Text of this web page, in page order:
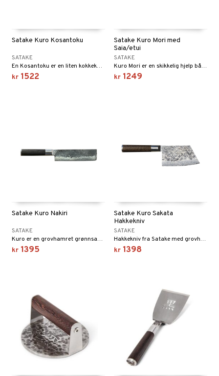
Satake Kuro Kosantoku
SATAKE
En Kosantoku er en liten kokkekniv. Ordet Santoku betyr omtrent "tre fordeler", og en santoku brukes til grønnsaker, fisk og kjøtt.
kr 1522
Satake Kuro Mori med
Saia/etui
SATAKE
Kuro Mori er en skikkelig hjelp både i skogen på campingplassen og på grillen.
kr 1249
Satake Kuro Nakiri
SATAKE
Kuro er en grovhamret grønnsakskniv med VG-10 stålblad.
kr 1395
Satake Kuro Sakata
Hakkekniv
SATAKE
Hakkekniv fra Satake med grovhamret knivblad.
kr 1398